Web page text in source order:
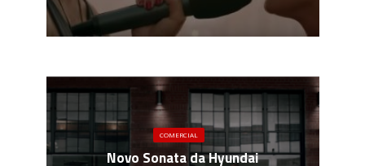
COMERCIAL
Novo Sonata da Hyundai